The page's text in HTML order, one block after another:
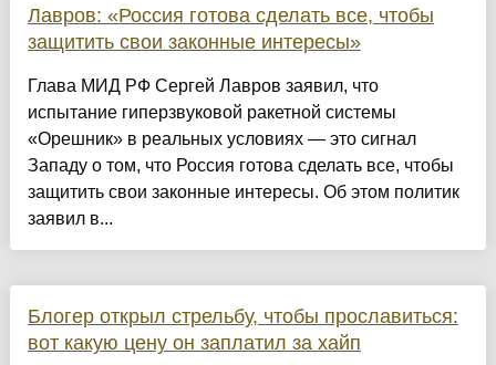
Лавров: «Россия готова сделать все, чтобы
защитить свои законные интересы»
Глава МИД РФ Сергей Лавров заявил, что
испытание гиперзвуковой ракетной системы
«Орешник» в реальных условиях — это сигнал
Западу о том, что Россия готова сделать все, чтобы
защитить свои законные интересы. Об этом политик
заявил в...
Блогер открыл стрельбу, чтобы прославиться:
вот какую цену он заплатил за хайп